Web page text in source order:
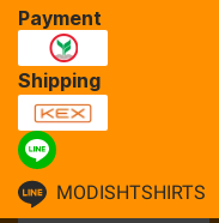
Payment
Shipping
MODISHTSHIRTS